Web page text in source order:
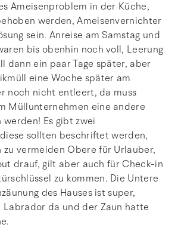
Ameisenproblem in der Küche,
werden, Ameisenvernichter
sein. Anreise am Samstag und
bis obenhin noch voll, Leerung
dann ein paar Tage später, aber
eine Woche später am
noch nicht entleert, da muss
Müllunternehmen eine andere
werden! Es gibt zwei
sollten beschriftet werden,
zu vermeiden Obere für Urlauber,
drauf, gilt aber auch für Check-in
zu kommen. Die Untere
des Hauses ist super,
da und der Zaun hatte